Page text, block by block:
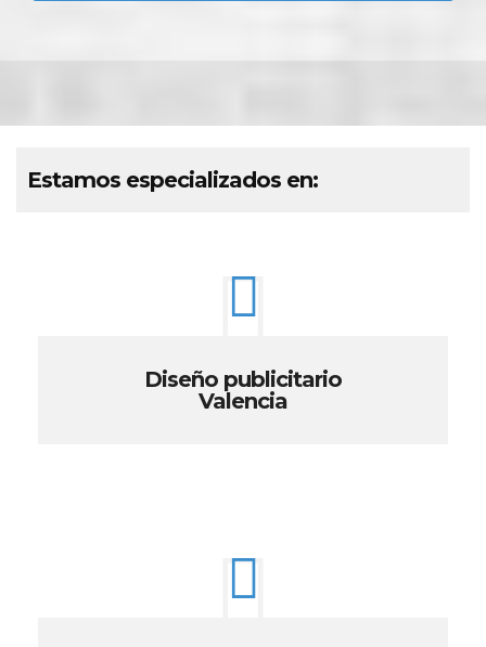
Estamos especializados en:
Diseño publicitario
Valencia